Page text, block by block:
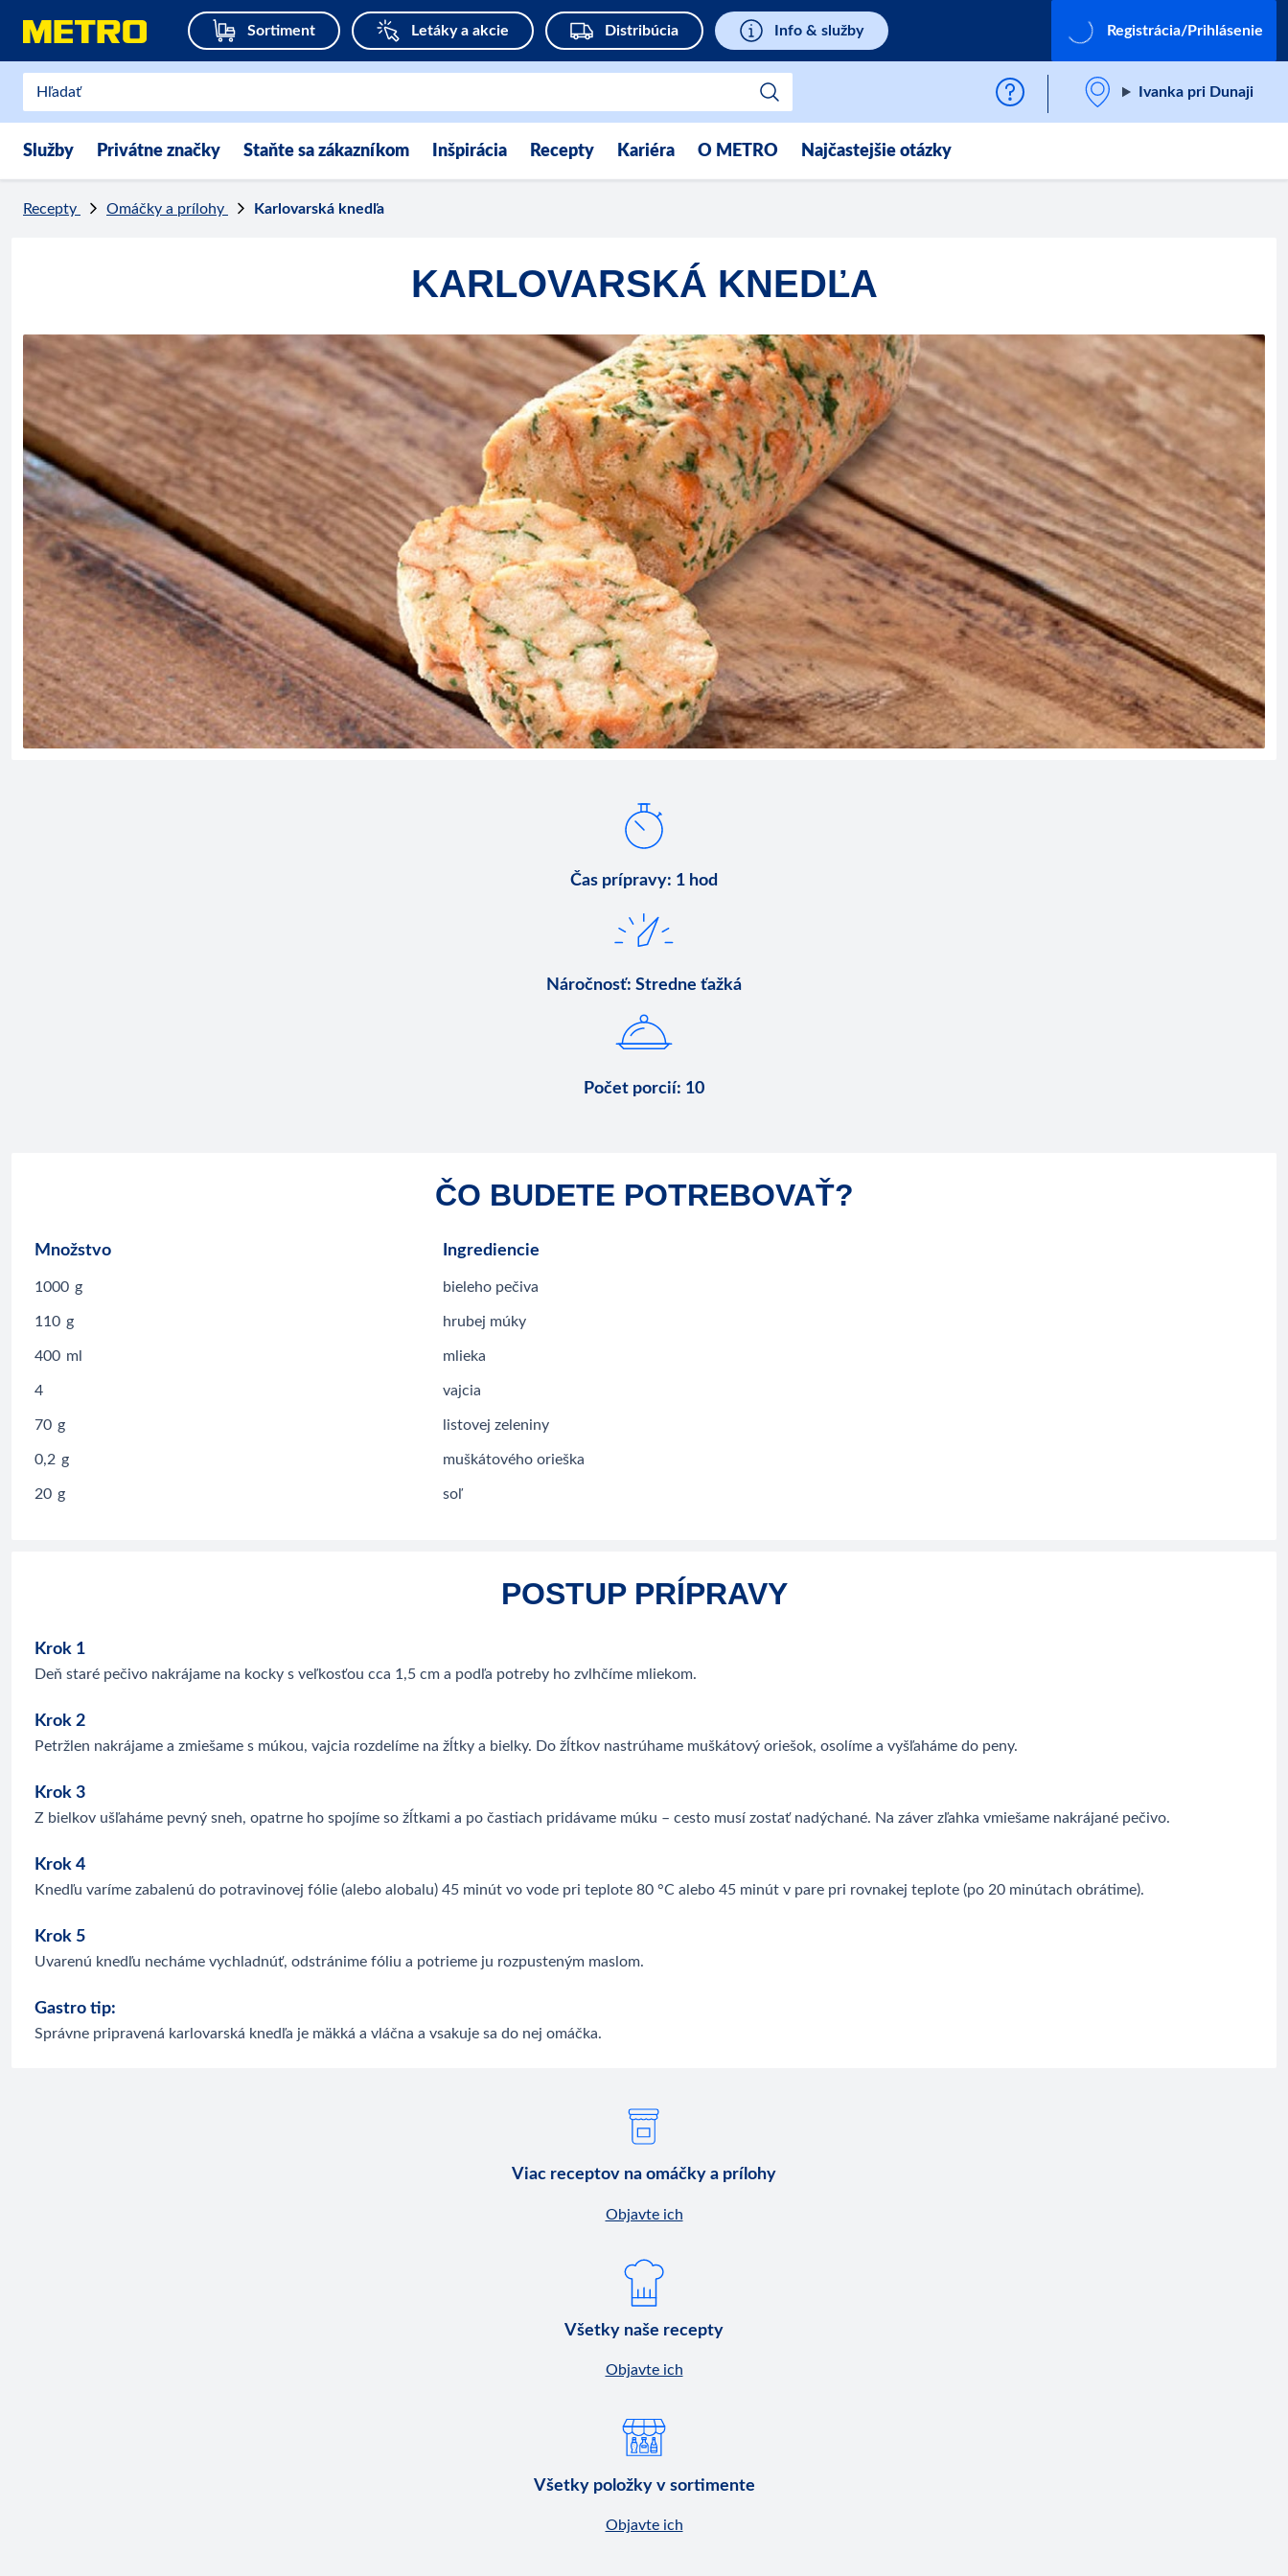
Sortiment Letáky a akcie Distribúcia Info & služby Registrácia/Prihlásenie
Ivanka pri Dunaji
Služby Privátne značky Staňte sa zákazníkom Inšpirácia Recepty Kariéra O METRO Najčastejšie otázky
Recepty Omáčky a prílohy Karlovarská knedľa
KARLOVARSKÁ KNEDĽA
Čas prípravy: 1 hod
Náročnosť: Stredne ťažká
Počet porcií: 10
ČO BUDETE POTREBOVAŤ?
Množstvo Ingrediencie
1000 g bieleho pečiva
110 g hrubej múky
400 ml mlieka
4 vajcia
70 g listovej zeleniny
0,2 g muškátového orieška
20 g soľ
POSTUP PRÍPRAVY
Krok 1
Deň staré pečivo nakrájame na kocky s veľkosťou cca 1,5 cm a podľa potreby ho zvlhčíme mliekom.
Krok 2
Petržlen nakrájame a zmiešame s múkou, vajcia rozdelíme na žĺtky a bielky. Do žĺtkov nastrúhame muškátový oriešok, osolíme a vyšľaháme do peny.
Krok 3
Z bielkov ušľaháme pevný sneh, opatrne ho spojíme so žĺtkami a po častiach pridávame múku – cesto musí zostať nadýchané. Na záver zľahka vmiešame nakrájané pečivo.
Krok 4
Knedľu varíme zabalenú do potravinovej fólie (alebo alobalu) 45 minút vo vode pri teplote 80 °C alebo 45 minút v pare pri rovnakej teplote (po 20 minútach obrátime).
Krok 5
Uvarenú knedľu necháme vychladnúť, odstránime fóliu a potrieme ju rozpusteným maslom.
Gastro tip:
Správne pripravená karlovarská knedľa je mäkká a vláčna a vsakuje sa do nej omáčka.
Viac receptov na omáčky a prílohy
Objavte ich
Všetky naše recepty
Objavte ich
Všetky položky v sortimente
Objavte ich